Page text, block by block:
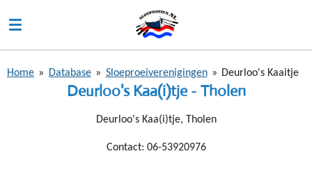
direct
naar
hoofdinhoud
Home » Database » Sloeproeiverenigingen » Deurloo's Kaaitje
Deurloo's Kaa(i)tje - Tholen
Deurloo's Kaa(i)tje, Tholen
Contact: 06-53920976